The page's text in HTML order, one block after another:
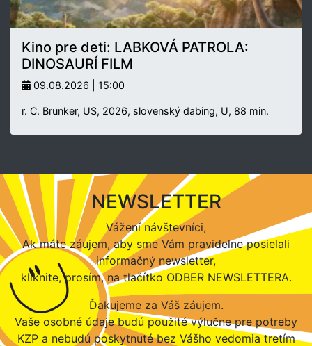
Kino pre deti: LABKOVÁ PATROLA:
DINOSAURÍ FILM
09.08.2026 | 15:00
r. C. Brunker, US, 2026, slovenský dabing, U, 88 min.
NEWSLETTER
Vážení návštevníci,
Ak máte záujem, aby sme Vám pravidelne posielali
informačný newsletter,
kliknite, prosím, na tlačítko ODBER NEWSLETTERA.
Ďakujeme za Váš záujem.
Vaše osobné údaje budú použité výlučne pre potreby
KZP a nebudú poskytnuté bez Vášho vedomia tretím